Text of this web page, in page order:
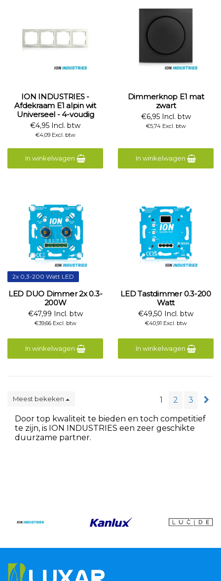
ION INDUSTRIES -
Afdekraam E1 alpin wit
Universeel - 4-voudig
€4,95 Incl. btw
€4,09 Excl. btw
In winkelwagen
Dimmerknop E1 mat
zwart
€6,95 Incl. btw
€5,74 Excl. btw
In winkelwagen
2x 0,3-200 Watt LED
LED DUO Dimmer 2x 0.3-
200W
€47,99 Incl. btw
€39,66 Excl. btw
In winkelwagen
LED Tastdimmer 0.3-200
Watt
€49,50 Incl. btw
€40,91 Excl. btw
In winkelwagen
Meest bekeken 1 2
3
Door top kwaliteit te bieden en toch competitief
te zijn, is ION INDUSTRIES een zeer geschikte
duurzame partner.